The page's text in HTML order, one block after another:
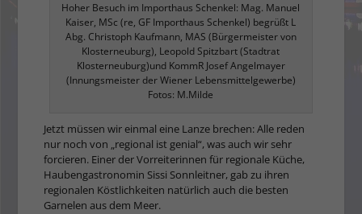
Hoher Besuch im Importhaus Schenkel: Mag. Manuel
Kaiser, MSc (re, GF Importhaus Schenkel) begrüßt L
Abg. Christoph Kaufmann, MAS (Bürgermeister von
Klosterneuburg), Leopold Spitzbart (Stadtrat
Klosterneuburg)und KommR Josef Angelmayer
(Innungsmeister der Wiener Lebensmittelgewerbe)
Fotos: M.Milde
Jetzt müssen wir einmal eine Lanze brechen: Alle reden
nur noch von „regional ist genial“, was auch wir sehr
forcieren. Einer der Vorreiterinnen für regionale Küche,
Haubengastronomin Sissi Sonnleitner, gab zu ihren
regionalen Köstlichkeiten natürlich auch die besten
Garnelen aus dem Meer.